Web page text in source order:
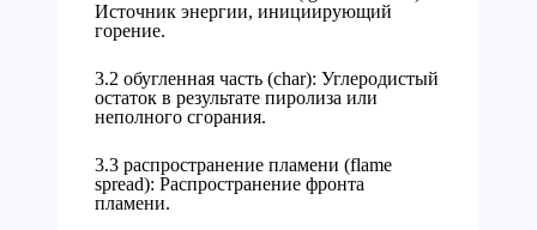
Источник энергии, инициирующий
горение.
3.2 обугленная часть (char): Углеродистый
остаток в результате пиролиза или
неполного сгорания.
3.3 распространение пламени (flame
spread): Распространение фронта
пламени.